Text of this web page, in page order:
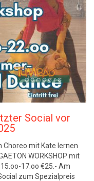
Social vor
Choreo mit Kate lernen
WORKSHOP mit
17.oo €25.- Am
zum Spezialpreis